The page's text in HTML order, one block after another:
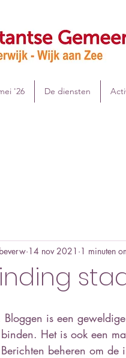
'26 De diensten
14 nov 2021 1 minuten
is een
Het is ook een
beheren om